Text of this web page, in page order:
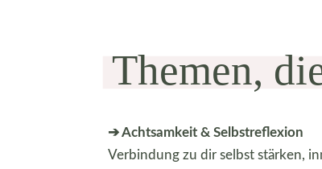
Themen,
➔ Achtsamkeit & Selbstreflexion
Verbindung zu dir selbst stärken,